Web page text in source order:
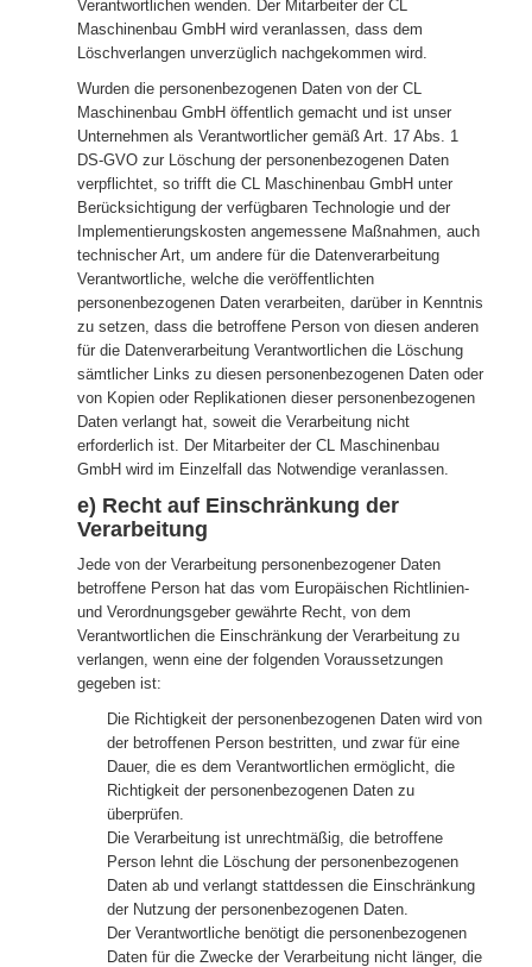
Verantwortlichen wenden. Der Mitarbeiter der CL
Maschinenbau GmbH wird veranlassen, dass dem
Löschverlangen unverzüglich nachgekommen wird.
Wurden die personenbezogenen Daten von der CL
Maschinenbau GmbH öffentlich gemacht und ist unser
Unternehmen als Verantwortlicher gemäß Art. 17 Abs. 1
DS-GVO zur Löschung der personenbezogenen Daten
verpflichtet, so trifft die CL Maschinenbau GmbH unter
Berücksichtigung der verfügbaren Technologie und der
Implementierungskosten angemessene Maßnahmen, auch
technischer Art, um andere für die Datenverarbeitung
Verantwortliche, welche die veröffentlichten
personenbezogenen Daten verarbeiten, darüber in Kenntnis
zu setzen, dass die betroffene Person von diesen anderen
für die Datenverarbeitung Verantwortlichen die Löschung
sämtlicher Links zu diesen personenbezogenen Daten oder
von Kopien oder Replikationen dieser personenbezogenen
Daten verlangt hat, soweit die Verarbeitung nicht
erforderlich ist. Der Mitarbeiter der CL Maschinenbau
GmbH wird im Einzelfall das Notwendige veranlassen.
e) Recht auf Einschränkung der
Verarbeitung
Jede von der Verarbeitung personenbezogener Daten
betroffene Person hat das vom Europäischen Richtlinien-
und Verordnungsgeber gewährte Recht, von dem
Verantwortlichen die Einschränkung der Verarbeitung zu
verlangen, wenn eine der folgenden Voraussetzungen
gegeben ist:
Die Richtigkeit der personenbezogenen Daten wird von
der betroffenen Person bestritten, und zwar für eine
Dauer, die es dem Verantwortlichen ermöglicht, die
Richtigkeit der personenbezogenen Daten zu
überprüfen.
Die Verarbeitung ist unrechtmäßig, die betroffene
Person lehnt die Löschung der personenbezogenen
Daten ab und verlangt stattdessen die Einschränkung
der Nutzung der personenbezogenen Daten.
Der Verantwortliche benötigt die personenbezogenen
Daten für die Zwecke der Verarbeitung nicht länger, die